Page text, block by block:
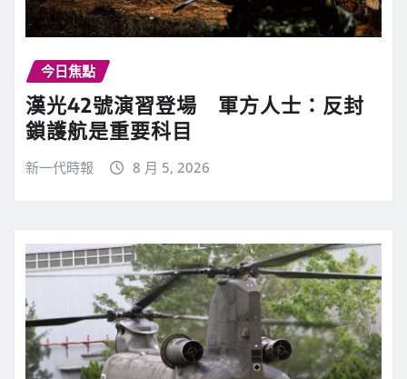
今日焦點
漢光42號演習登場 軍方人士：反封
鎖護航是重要科目
新一代時報 8 月 5, 2026